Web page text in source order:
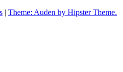
| Theme: Auden by Hipster Theme.